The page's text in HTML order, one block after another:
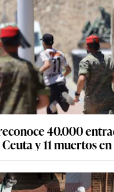
40.000
y 11 muertos